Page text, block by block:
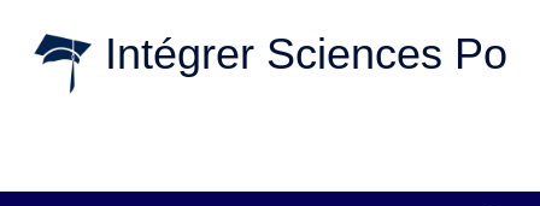
Intégrer Sciences Po